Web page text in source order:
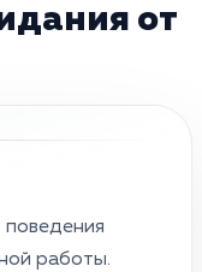
от
поведения
работы.